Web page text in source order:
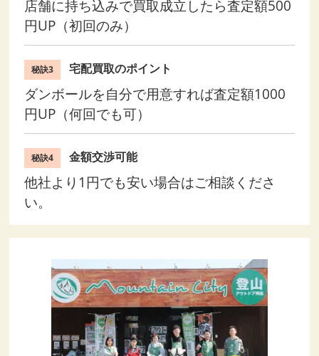
店舗に持ち込みで買取成立したら査定額500
円UP（初回のみ）
秘訣3 宅配買取のポイント
ダンボールを自分で用意すれば査定額1000
円UP（何回でも可）
秘訣4 金額交渉可能
他社より1円でも安い場合はご相談くださ
い。